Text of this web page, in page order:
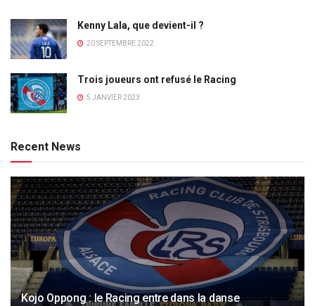
Kenny Lala, que devient-il ?
20 SEPTEMBRE 2022
Trois joueurs ont refusé le Racing
5 JANVIER 2023
Recent News
Kojo Oppong : le Racing entre dans la danse